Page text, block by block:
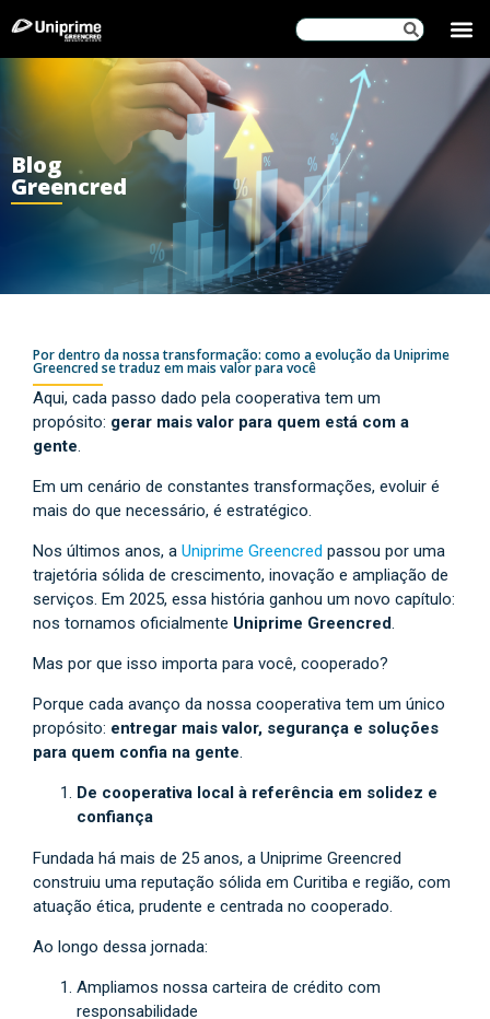
Blog
Greencred
Por dentro da nossa transformação: como a evolução da Uniprime
Greencred se traduz em mais valor para você
Aqui, cada passo dado pela cooperativa tem um
propósito: gerar mais valor para quem está com a
gente.
Em um cenário de constantes transformações, evoluir é
mais do que necessário, é estratégico.
Nos últimos anos, a Uniprime Greencred passou por uma
trajetória sólida de crescimento, inovação e ampliação de
serviços. Em 2025, essa história ganhou um novo capítulo:
nos tornamos oficialmente Uniprime Greencred.
Mas por que isso importa para você, cooperado?
Porque cada avanço da nossa cooperativa tem um único
propósito: entregar mais valor, segurança e soluções
para quem confia na gente.
De cooperativa local à referência em solidez e
confiança
Fundada há mais de 25 anos, a Uniprime Greencred
construiu uma reputação sólida em Curitiba e região, com
atuação ética, prudente e centrada no cooperado.
Ao longo dessa jornada:
Ampliamos nossa carteira de crédito com
responsabilidade